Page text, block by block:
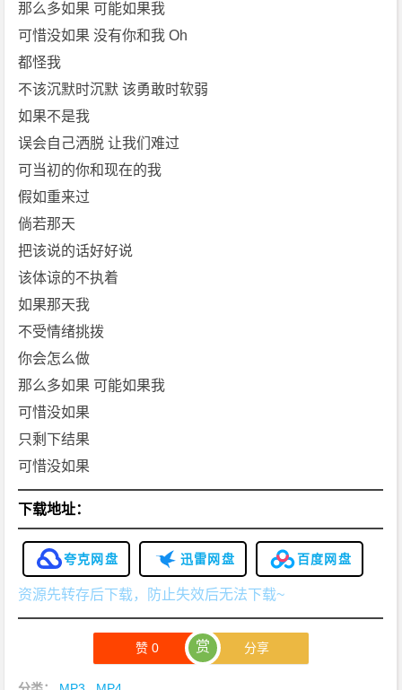
那么多如果 可能如果我
可惜没如果 没有你和我 Oh
都怪我
不该沉默时沉默 该勇敢时软弱
如果不是我
误会自己洒脱 让我们难过
可当初的你和现在的我
假如重来过
倘若那天
把该说的话好好说
该体谅的不执着
如果那天我
不受情绪挑拨
你会怎么做
那么多如果 可能如果我
可惜没如果
只剩下结果
可惜没如果
下载地址：
夸克网盘 迅雷网盘 百度网盘
资源先转存后下载，防止失效后无法下载~
赞0 赏 分享